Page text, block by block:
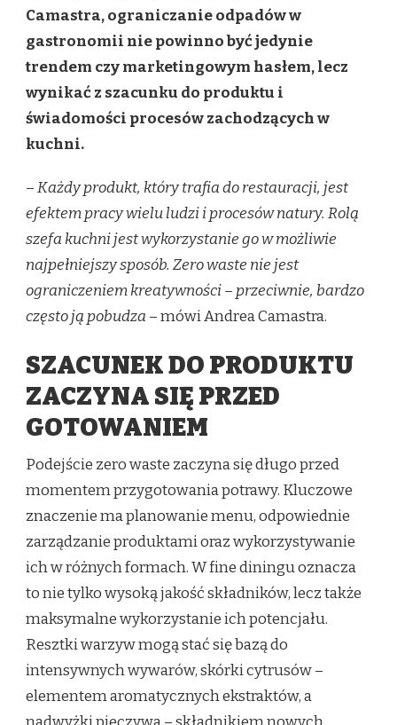
Camastra, ograniczanie odpadów w
gastronomii nie powinno być jedynie
trendem czy marketingowym hasłem, lecz
wynikać z szacunku do produktu i
świadomości procesów zachodzących w
kuchni.
–Każdy produkt, który trafia do restauracji, jest
efektem pracy wielu ludzi i procesów natury. Rolą
szefa kuchni jest wykorzystanie go w możliwie
najpełniejszy sposób. Zero waste nie jest
ograniczeniem kreatywności – przeciwnie, bardzo
często ją pobudza – mówi Andrea Camastra.
SZACUNEK DO PRODUKTU
ZACZYNA SIĘ PRZED
GOTOWANIEM
Podejście zero waste zaczyna się długo przed
momentem przygotowania potrawy. Kluczowe
znaczenie ma planowanie menu, odpowiednie
zarządzanie produktami oraz wykorzystywanie
ich w różnych formach. W fine diningu oznacza
to nie tylko wysoką jakość składników, lecz także
maksymalne wykorzystanie ich potencjału.
Resztki warzyw mogą stać się bazą do
intensywnych wywarów, skórki cytrusów –
elementem aromatycznych ekstraktów, a